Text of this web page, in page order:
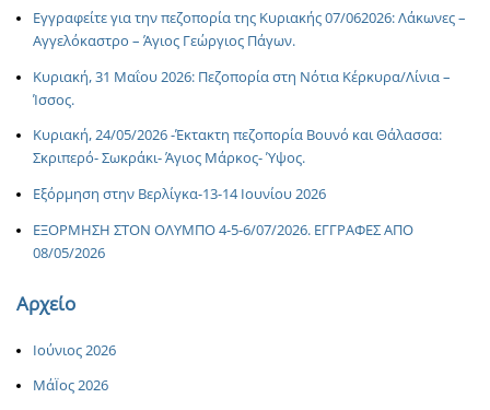
Εγγραφείτε για την πεζοπορία της Κυριακής 07/062026: Λάκωνες –
Αγγελόκαστρο – Άγιος Γεώργιος Πάγων.
Κυριακή, 31 Μαΐου 2026: Πεζοπορία στη Νότια Κέρκυρα/Λίνια –
Ίσσος.
Κυριακή, 24/05/2026 -Έκτακτη πεζοπορία Βουνό και Θάλασσα:
Σκριπερό- Σωκράκι- Άγιος Μάρκος- Ύψος.
Εξόρμηση στην Βερλίγκα-13-14 Ιουνίου 2026
ΕΞΟΡΜΗΣΗ ΣΤΟΝ ΟΛΥΜΠΟ 4-5-6/07/2026. ΕΓΓΡΑΦΕΣ ΑΠΟ
08/05/2026
Αρχείο
Ιούνιος 2026
ΜάΪος 2026